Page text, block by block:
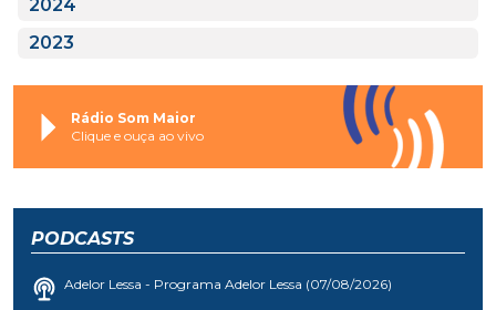
2024
2023
Rádio Som Maior
Clique e ouça ao vivo
PODCASTS
Adelor Lessa - Programa Adelor Lessa (07/08/2026)